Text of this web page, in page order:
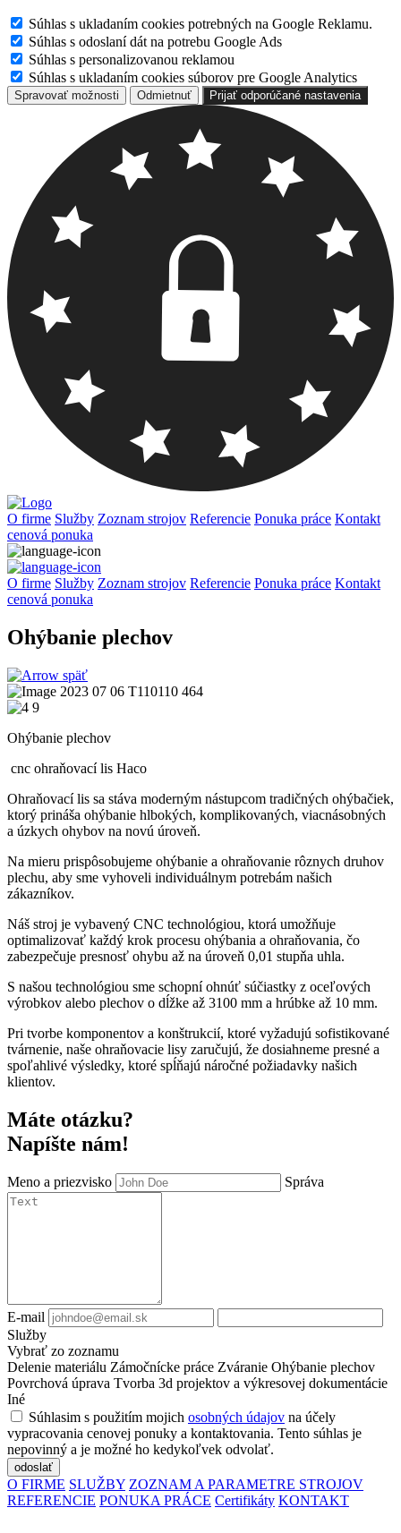
Súhlas s ukladaním cookies potrebných na Google Reklamu.
Súhlas s odoslaní dát na potrebu Google Ads
Súhlas s personalizovanou reklamou
Súhlas s ukladaním cookies súborov pre Google Analytics
Spravovať možnosti Odmietnuť Prijať odporúčané nastavenia
O firme Služby Zoznam strojov Referencie Ponuka práce Kontakt
cenová ponuka
O firme Služby Zoznam strojov Referencie Ponuka práce Kontakt
cenová ponuka
Ohýbanie plechov
späť
Ohýbanie plechov
cnc ohraňovací lis Haco
Ohraňovací lis sa stáva moderným nástupcom tradičných ohýbačiek,
ktorý prináša ohýbanie hlbokých, komplikovaných, viacnásobných
a úzkych ohybov na novú úroveň.
Na mieru prispôsobujeme ohýbanie a ohraňovanie rôznych druhov
plechu, aby sme vyhoveli individuálnym potrebám našich
zákazníkov.
Náš stroj je vybavený CNC technológiou, ktorá umožňuje
optimalizovať každý krok procesu ohýbania a ohraňovania, čo
zabezpečuje presnosť ohybu až na úroveň 0,01 stupňa uhla.
S našou technológiou sme schopní ohnúť súčiastky z oceľových
výrobkov alebo plechov o dĺžke až 3100 mm a hrúbke až 10 mm.
Pri tvorbe komponentov a konštrukcií, ktoré vyžadujú sofistikované
tvárnenie, naše ohraňovacie lisy zaručujú, že dosiahneme presné a
spoľahlivé výsledky, ktoré spĺňajú náročné požiadavky našich
klientov.
Máte otázku?
Napíšte nám!
Meno a priezvisko Správa
E-mail
Služby
Vybrať zo zoznamu
Delenie materiálu Zámočnícke práce Zváranie Ohýbanie plechov
Povrchová úprava Tvorba 3d projektov a výkresovej dokumentácie
Iné
Súhlasim s použitím mojich osobných údajov na účely
vypracovania cenovej ponuky a kontaktovania. Tento súhlas je
nepovinný a je možné ho kedykoľvek odvolať.
odoslať
O FIRME SLUŽBY ZOZNAM A PARAMETRE STROJOV
REFERENCIE PONUKA PRÁCE Certifikáty KONTAKT